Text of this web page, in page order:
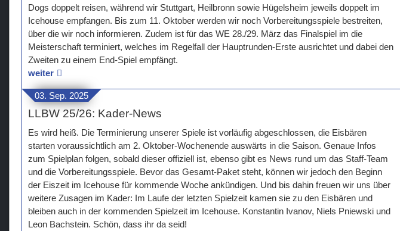
Dogs doppelt reisen, während wir Stuttgart, Heilbronn sowie Hügelsheim jeweils doppelt im
Icehouse empfangen. Bis zum 11. Oktober werden wir noch Vorbereitungsspiele bestreiten,
über die wir noch informieren. Zudem ist für das WE 28./29. März das Finalspiel im die
Meisterschaft terminiert, welches im Regelfall der Hauptrunden-Erste ausrichtet und dabei den
Zweiten zu einem End-Spiel empfängt.
weiter
03. Sep. 2025
LLBW 25/26: Kader-News
Es wird heiß. Die Terminierung unserer Spiele ist vorläufig abgeschlossen, die Eisbären
starten voraussichtlich am 2. Oktober-Wochenende auswärts in die Saison. Genaue Infos
zum Spielplan folgen, sobald dieser offiziell ist, ebenso gibt es News rund um das Staff-Team
und die Vorbereitungsspiele. Bevor das Gesamt-Paket steht, können wir jedoch den Beginn
der Eiszeit im Icehouse für kommende Woche ankündigen. Und bis dahin freuen wir uns über
weitere Zusagen im Kader: Im Laufe der letzten Spielzeit kamen sie zu den Eisbären und
bleiben auch in der kommenden Spielzeit im Icehouse. Konstantin Ivanov, Niels Pniewski und
Leon Bachstein. Schön, dass ihr da seid!